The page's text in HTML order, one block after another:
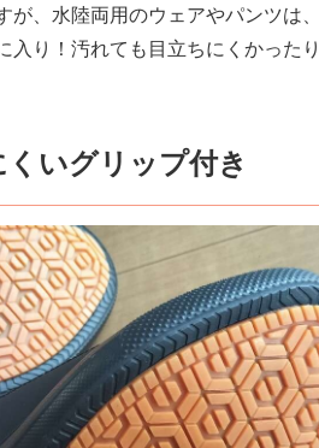
が、水陸両用のウェアやパンツは
入り！汚れても目立ちにくかった
いグリップ付き